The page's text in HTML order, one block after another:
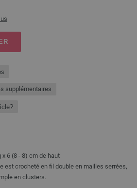
supplémentaires
x 6 (8 - 8) cm de haut
est crocheté en fil double en mailles serrées,
en clusters.